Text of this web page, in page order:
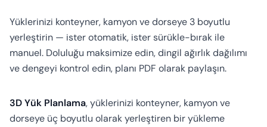
Yüklerinizi konteyner, kamyon ve dorseye 3 boyutlu
yerleştirin — ister otomatik, ister sürükle-bırak ile
manuel. Doluluğu maksimize edin, dingil ağırlık dağılımı
ve dengeyi kontrol edin, planı PDF olarak paylaşın.
3D Yük Planlama, yüklerinizi konteyner, kamyon ve
dorseye üç boyutlu olarak yerleştiren bir yükleme